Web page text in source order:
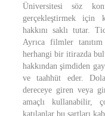
Üniversitesi söz
gerçekleştirmek için
hakkını saklı tutar.
Ayrıca filmler
herhangi bir itirazda
hakkından şimdiden
ve taahhüt eder.
dereceye giren veya
amaçlı kullanabilir,
katılanlar bu şartları